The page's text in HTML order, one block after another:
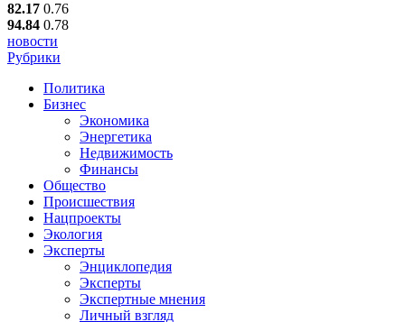
82.17 0.76
94.84 0.78
новости
Рубрики
Политика
Бизнес
Экономика
Энергетика
Недвижимость
Финансы
Общество
Происшествия
Нацпроекты
Экология
Эксперты
Энциклопедия
Эксперты
Экспертные мнения
Личный взгляд